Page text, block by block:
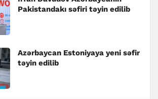
Pakistandakı səfiri təyin edilib
Azərbaycan Estoniyaya yeni səfir
təyin edilib